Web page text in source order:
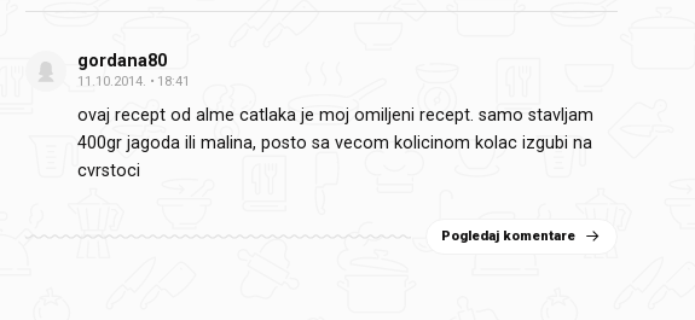
gordana80
11.10.2014. 18:41
ovaj recept od alme catlaka je moj omiljeni recept. samo stavljam
400gr jagoda ili malina, posto sa vecom kolicinom kolac izgubi na
cvrstoci
Pogledaj komentare